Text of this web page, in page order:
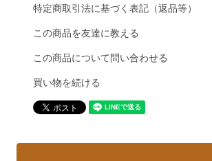
特定商取引法に基づく表記（返品等）
この商品を友達に教える
この商品について問い合わせる
買い物を続ける